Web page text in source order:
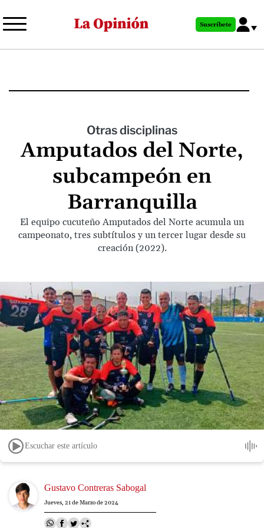
al
principal
Suscríbete
Otras disciplinas
Amputados del Norte,
subcampeón en
Barranquilla
El equipo cucuteño Amputados del Norte acumula un
campeonato, tres subtítulos y un tercer lugar desde su
creación (2022).
Escuchar este artículo
Image Gustavo Contreras Sabogal
Jueves, 21 de Marzo de 2024